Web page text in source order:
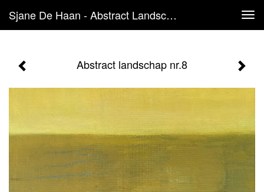
Sjane De Haan - Abstract Landschap Nr.8
Abstract landschap nr.8